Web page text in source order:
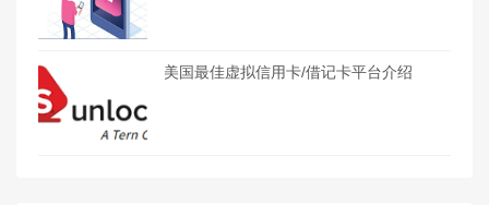
美国最佳虚拟信用卡/借记卡平台介绍